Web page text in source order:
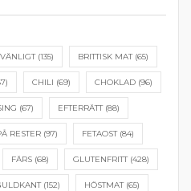
(135) BRITTISK MAT(65)
CHILI (69) CHOKLAD (96)
(67) EFTERRÄTT(88)
RESTER(97) FETAOST(84)
FÄRS(68) GLUTENFRITT(428)
(152) HÖSTMAT(65)